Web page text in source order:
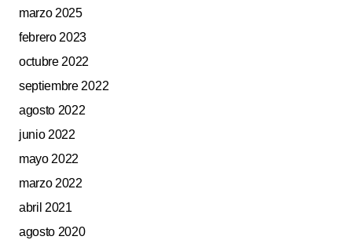
marzo 2025
febrero 2023
octubre 2022
septiembre 2022
agosto 2022
junio 2022
mayo 2022
marzo 2022
abril 2021
agosto 2020